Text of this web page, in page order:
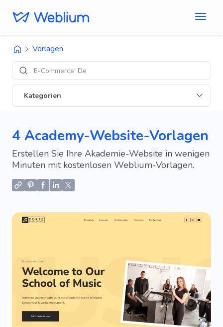
Vorlagen
'E-Commerce' Design
Kategorien
4 Academy-Website-Vorlagen
Erstellen Sie Ihre Akademie-Website in wenigen
Minuten mit kostenlosen Weblium-Vorlagen.